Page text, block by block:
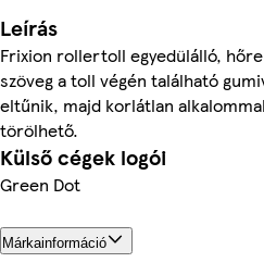
Leírás
Frixion rollertoll egyedülálló,
szöveg a toll végén található
eltűnik, majd korlátlan
törölhető.
Külső cégek logói
Green Dot
Márkainformáció